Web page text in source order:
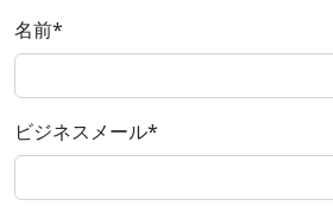
名前*
ビジネスメール*